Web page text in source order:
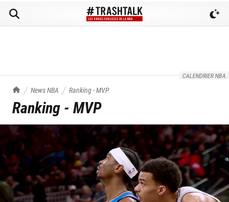
CALENDRIER NBA
TrashTalk Actu NBA
News NBA Ranking - MVP
Ranking - MVP